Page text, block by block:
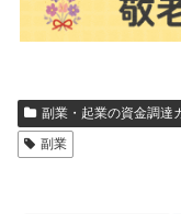
副業・起業の資金調達
副業